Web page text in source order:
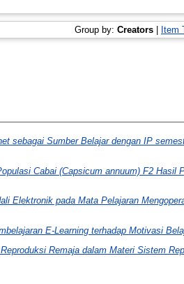
Group by: Creators | Item
sebagai Sumber Belajar dengan IP
Cabai (Capsicum annuum) F2 Hasil
Elektronik pada Mata Pelajaran
E-Learning terhadap Motivasi
Remaja dalam Materi Sistem